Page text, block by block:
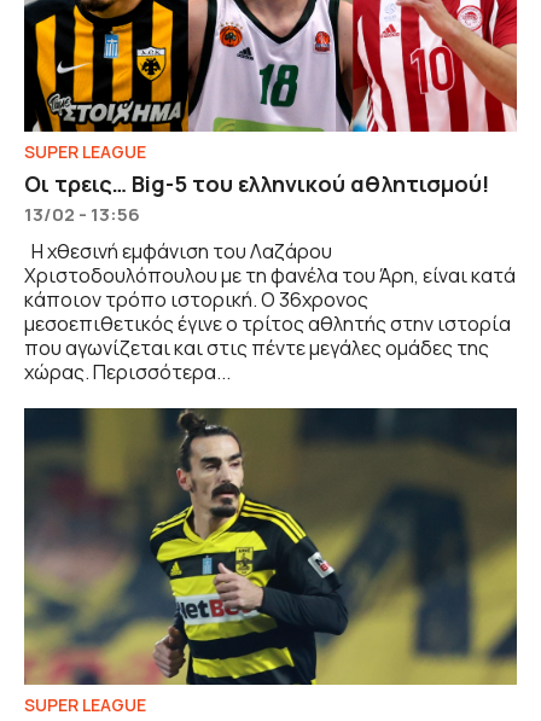
SUPER LEAGUE
Οι τρεις… Big-5 του ελληνικού αθλητισμού!
13/02 - 13:56
Η χθεσινή εμφάνιση του Λαζάρου
Χριστοδουλόπουλου με τη φανέλα του Άρη, είναι κατά
κάποιον τρόπο ιστορική. Ο 36χρονος
μεσοεπιθετικός έγινε ο τρίτος αθλητής στην ιστορία
που αγωνίζεται και στις πέντε μεγάλες ομάδες της
χώρας. Περισσότερα...
SUPER LEAGUE